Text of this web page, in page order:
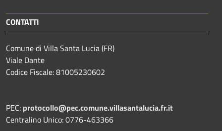
CONTATTI
Comune di Villa Santa Lucia (FR)
Viale Dante
Codice Fiscale: 81005230602
PEC: protocollo@pec.comune.villasantalucia.fr.it
Centralino Unico: 0776-463366